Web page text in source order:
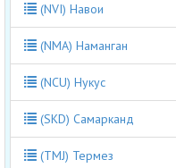
(NVI) Навои
(NMA) Наманган
(NCU) Нукус
(SKD) Самарканд
(TMJ) Термез